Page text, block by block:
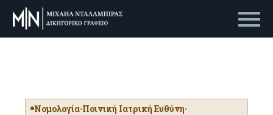
Primary Menu
Νομολογία·Ποινική Ιατρική Ευθύνη·